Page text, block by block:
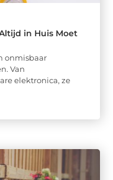
in Huis Moet
onmisbaar
Van
elektronica, ze